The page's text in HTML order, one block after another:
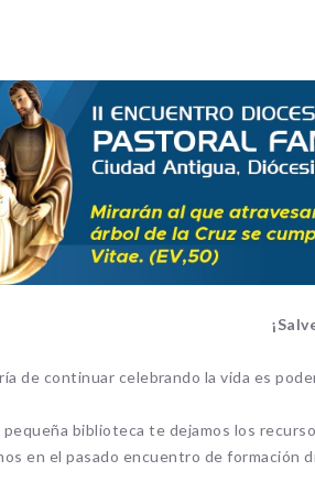
de continuar celebrando la vida es
pequeña biblioteca te dejamos los
en el pasado encuentro de formación